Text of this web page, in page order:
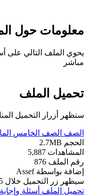
معلومات حول
مباشر
تحميل الملف
ستظهر أزرار التحميل
الصف الصف الخامس
الحجم 2.7MB
المشاهدات 5,887
رقم الملف 876
إضافة بواسطة Assef
سيظهر زر التحميل خلال 5
تحميل الملف أسئلة وإجابة